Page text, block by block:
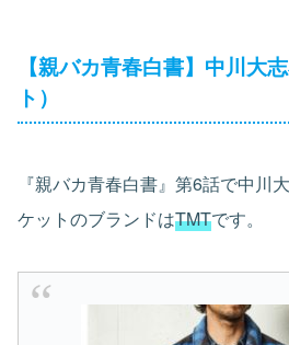
【親バカ青春白書】中川大
ト）
『親バカ青春白書』第6話で中川
ケットのブランドはTMTです。